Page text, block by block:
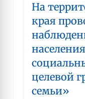
день
тыла
На
края
целевой
семьи»